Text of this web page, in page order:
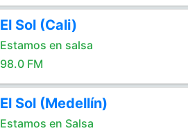
El Sol (Cali)
Estamos en salsa
98.0 FM
El Sol (Medellín)
Estamos en Salsa